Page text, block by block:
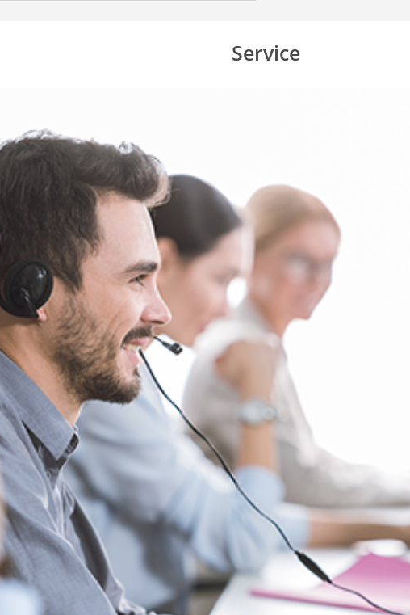
Service